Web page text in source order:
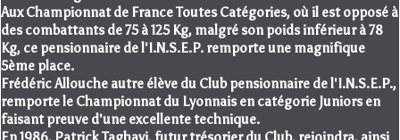
Aux Championnat de France Toutes Catégories, où il est opposé à
des combattants de 75 à 125 Kg, malgré son poids inférieur à 78
Kg, ce pensionnaire de l'I.N.S.E.P. remporte une magnifique
5ème place.
Frédéric Allouche autre élève du Club pensionnaire de l'I.N.S.E.P.,
remporte le Championnat du Lyonnais en catégorie Juniors en
faisant preuve d'une excellente technique.